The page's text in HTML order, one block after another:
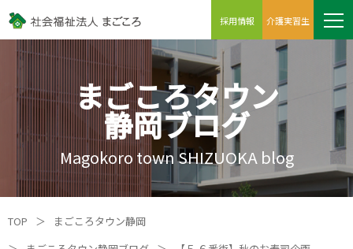
採用情報 介護実習生
まごころタウン
静岡ブログ
Magokoro town SHIZUOKA blog
TOP ＞
まごころタウン静岡